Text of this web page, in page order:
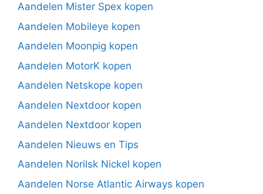
Aandelen Mister Spex kopen
Aandelen Mobileye kopen
Aandelen Moonpig kopen
Aandelen MotorK kopen
Aandelen Netskope kopen
Aandelen Nextdoor kopen
Aandelen Nextdoor kopen
Aandelen Nieuws en Tips
Aandelen Norilsk Nickel kopen
Aandelen Norse Atlantic Airways kopen